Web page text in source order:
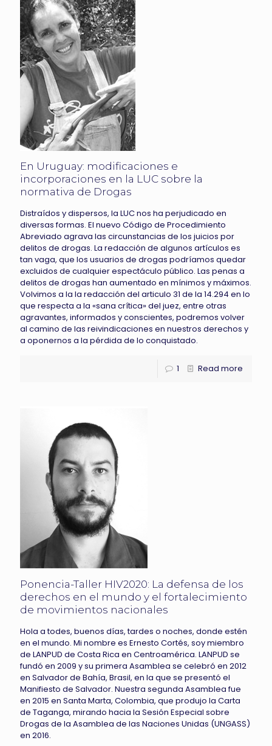
En Uruguay: modificaciones e
incorporaciones en la LUC sobre la
normativa de Drogas
Distraídos y dispersos, la LUC nos ha perjudicado en
diversas formas. El nuevo Código de Procedimiento
Abreviado agrava las circunstancias de los juicios por
delitos de drogas. La redacción de algunos artículos es
tan vaga, que los usuarios de drogas podríamos quedar
excluidos de cualquier espectáculo público. Las penas a
delitos de drogas han aumentado en mínimos y máximos.
Volvimos a la la redacción del articulo 31 de la 14.294 en lo
que respecta a la «sana crítica» del juez, entre otras
agravantes, informados y conscientes, podremos volver
al camino de las reivindicaciones en nuestros derechos y
a oponernos a la pérdida de lo conquistado.
1 Read more
Ponencia-Taller HIV2020: La defensa de los
derechos en el mundo y el fortalecimiento
de movimientos nacionales
Hola a todes, buenos días, tardes o noches, donde estén
en el mundo. Mi nombre es Ernesto Cortés, soy miembro
de LANPUD de Costa Rica en Centroamérica. LANPUD se
fundó en 2009 y su primera Asamblea se celebró en 2012
en Salvador de Bahía, Brasil, en la que se presentó el
Manifiesto de Salvador. Nuestra segunda Asamblea fue
en 2015 en Santa Marta, Colombia, que produjo la Carta
de Taganga, mirando hacia la Sesión Especial sobre
Drogas de la Asamblea de las Naciones Unidas (UNGASS)
en 2016.